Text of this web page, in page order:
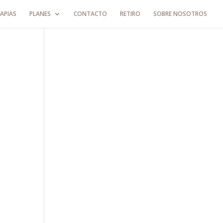
PLANES CONTACTO RETIRO SOBRE NOSOTROS